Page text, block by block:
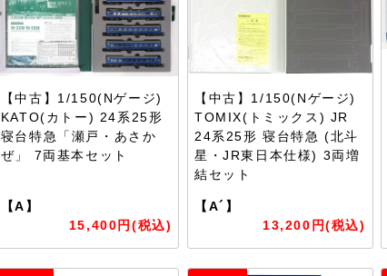
【中古】1/150(Nゲージ)
KATO(カトー) 24系25形
寝台特急「瀬戸・あさか
ぜ」 7両基本セット
【A】
15,400円(税込)
【中古】1/150(Nゲージ)
TOMIX(トミックス) JR
24系25形 寝台特急 (北斗
星・JR東日本仕様) 3両増
結セット
【A´】
13,200円(税込)